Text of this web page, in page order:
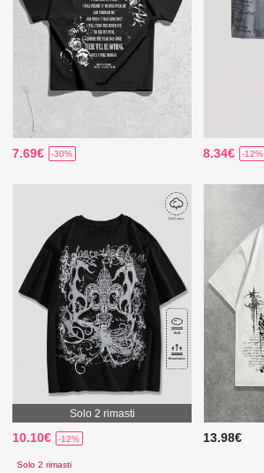
7.69€ -30% 8.34€ -12%
Solo 2 rimasti
10.10€ -12%
Solo 2 rimasti
13.98€